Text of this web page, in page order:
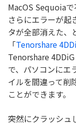
MacOS Sequoia
さらにエラーが起
タが全部消えた、
「Tenorshare
Tenorshare
で、パソコンにエ
イルを間違って削
ことができます。
突然にクラッシュ